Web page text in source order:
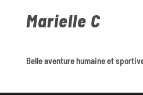
Marielle C
Belle aventure humaine et